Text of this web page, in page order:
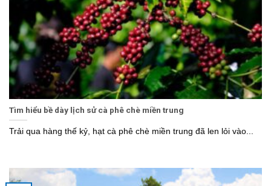
Tìm hiểu bề dày lịch sử cà phê chè miền trung
Trải qua hàng thế kỷ, hạt cà phê chè miền trung đã len lỏi vào...